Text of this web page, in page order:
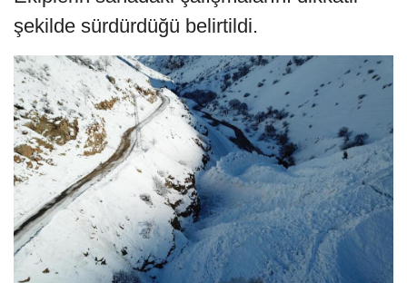
şekilde sürdürdüğü belirtildi.